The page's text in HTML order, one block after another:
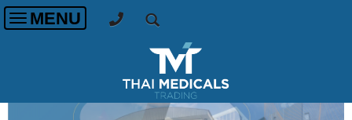
Toggle
MENU